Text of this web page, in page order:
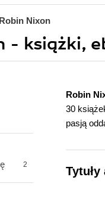
Robin Nixon
- książki,
2
Robin
30
pasją